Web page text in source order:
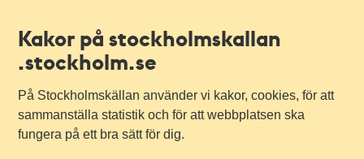
Kakor på stockholmskallan
.stockholm.se
På Stockholmskällan använder vi kakor, cookies, för att
sammanställa statistik och för att webbplatsen ska
fungera på ett bra sätt för dig.